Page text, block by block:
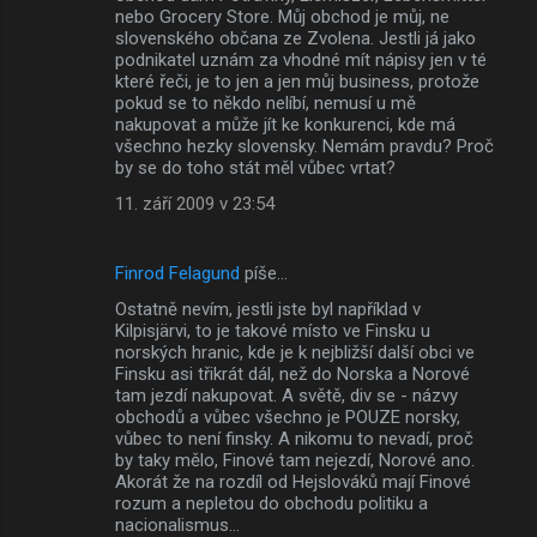
nebo Grocery Store. Můj obchod je můj, ne
slovenského občana ze Zvolena. Jestli já jako
podnikatel uznám za vhodné mít nápisy jen v té
které řeči, je to jen a jen můj business, protože
pokud se to někdo nelíbí, nemusí u mě
nakupovat a může jít ke konkurenci, kde má
všechno hezky slovensky. Nemám pravdu? Proč
by se do toho stát měl vůbec vrtat?
11. září 2009 v 23:54
Finrod Felagund píše…
Ostatně nevím, jestli jste byl například v
Kilpisjärvi, to je takové místo ve Finsku u
norských hranic, kde je k nejbližší další obci ve
Finsku asi třikrát dál, než do Norska a Norové
tam jezdí nakupovat. A světě, div se - názvy
obchodů a vůbec všechno je POUZE norsky,
vůbec to není finsky. A nikomu to nevadí, proč
by taky mělo, Finové tam nejezdí, Norové ano.
Akorát že na rozdíl od Hejslováků mají Finové
rozum a nepletou do obchodu politiku a
nacionalismus...